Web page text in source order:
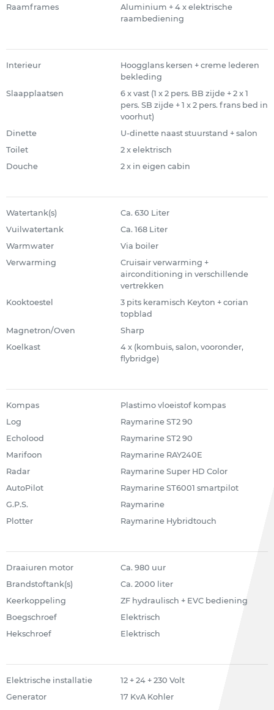
Raamframes
Aluminium + 4 x elektrische
raambediening
Interieur
Hoogglans kersen + creme lederen
bekleding
Slaapplaatsen
6 x vast (1 x 2 pers. BB zijde + 2 x 1
pers. SB zijde + 1 x 2 pers. frans bed in
voorhut)
Dinette
U-dinette naast stuurstand + salon
Toilet
2 x elektrisch
Douche
2 x in eigen cabin
Watertank(s)
Ca. 630 Liter
Vuilwatertank
Ca. 168 Liter
Warmwater
Via boiler
Verwarming
Cruisair verwarming +
airconditioning in verschillende
vertrekken
Kooktoestel
3 pits keramisch Keyton + corian
topblad
Magnetron/Oven
Sharp
Koelkast
4 x (kombuis, salon, vooronder,
flybridge)
Kompas
Plastimo vloeistof kompas
Log
Raymarine ST2 90
Echolood
Raymarine ST2 90
Marifoon
Raymarine RAY240E
Radar
Raymarine Super HD Color
AutoPilot
Raymarine ST6001 smartpilot
G.P.S.
Raymarine
Plotter
Raymarine Hybridtouch
Draaiuren motor
Ca. 980 uur
Brandstoftank(s)
Ca. 2000 liter
Keerkoppeling
ZF hydraulisch + EVC bediening
Boegschroef
Elektrisch
Hekschroef
Elektrisch
Elektrische installatie
12 + 24 + 230 Volt
Generator
17 KvA Kohler